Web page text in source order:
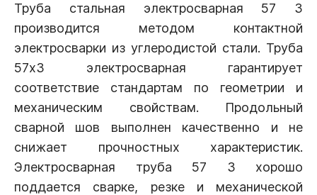
Труба стальная электросварная 57 3
производится методом контактной
электросварки из углеродистой стали. Труба
57х3 электросварная гарантирует
соответствие стандартам по геометрии и
механическим свойствам. Продольный
сварной шов выполнен качественно и не
снижает прочностных характеристик.
Электросварная труба 57 3 хорошо
поддается сварке, резке и механической